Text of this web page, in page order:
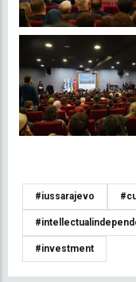
#iussarajevo
#investment